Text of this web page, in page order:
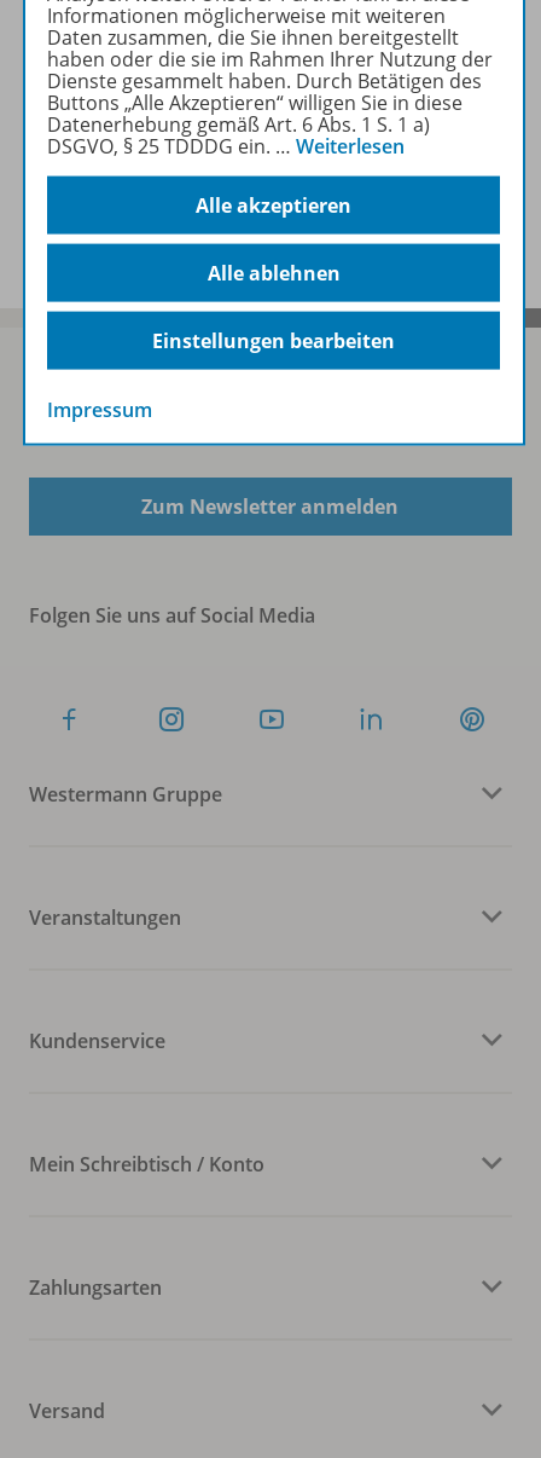
Zugehörige Produkte
Benachrichtigungs-Service
Veranstaltungen
Sofort profitieren
Zum Newsletter anmelden
Folgen Sie uns auf Social Media
Westermann Gruppe
Veranstaltungen
Kundenservice
Mein Schreibtisch / Konto
Zahlungsarten
Versand
Informationen möglicherweise mit weiteren
Daten zusammen, die Sie ihnen bereitgestellt
haben oder die sie im Rahmen Ihrer Nutzung der
Dienste gesammelt haben. Durch Betätigen des
Buttons „Alle Akzeptieren“ willigen Sie in diese
Datenerhebung gemäß Art. 6 Abs. 1 S. 1 a)
DSGVO, § 25 TDDDG ein. … Weiterlesen
Alle akzeptieren
Alle ablehnen
Einstellungen bearbeiten
Impressum